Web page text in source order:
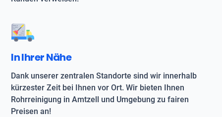
In Ihrer Nähe
Dank unserer zentralen Standorte sind wir innerhalb
kürzester Zeit bei Ihnen vor Ort. Wir bieten Ihnen
Rohrreinigung in Amtzell und Umgebung zu fairen
Preisen an!